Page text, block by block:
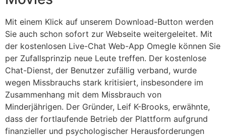
Mit einem Klick auf unserem Download-Button werden
Sie auch schon sofort zur Webseite weitergeleitet. Mit
der kostenlosen Live-Chat Web-App Omegle können Sie
per Zufallsprinzip neue Leute treffen. Der kostenlose
Chat-Dienst, der Benutzer zufällig verband, wurde
wegen Missbrauchs stark kritisiert, insbesondere im
Zusammenhang mit dem Missbrauch von
Minderjährigen. Der Gründer, Leif K-Brooks, erwähnte,
dass der fortlaufende Betrieb der Plattform aufgrund
finanzieller und psychologischer Herausforderungen